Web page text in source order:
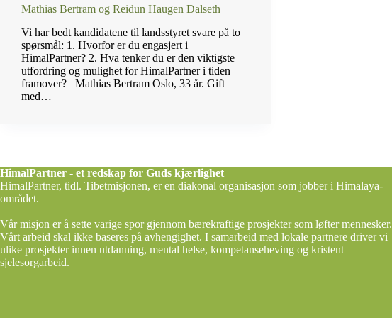
Mathias Bertram og Reidun Haugen Dalseth
Vi har bedt kandidatene til landsstyret svare på to
spørsmål: 1. Hvorfor er du engasjert i
HimalPartner? 2. Hva tenker du er den viktigste
utfordring og mulighet for HimalPartner i tiden
framover? Mathias Bertram Oslo, 33 år. Gift
med…
HimalPartner - et redskap for Guds kjærlighet
HimalPartner, tidl. Tibetmisjonen, er en diakonal organisasjon som jobber i Himalaya-
området.
Vår misjon er å sette varige spor gjennom bærekraftige prosjekter som løfter mennesker.
Vårt arbeid skal ikke baseres på avhengighet. I samarbeid med lokale partnere driver vi
ulike prosjekter innen utdanning, mental helse, kompetanseheving og kristent
sjelesorgarbeid.